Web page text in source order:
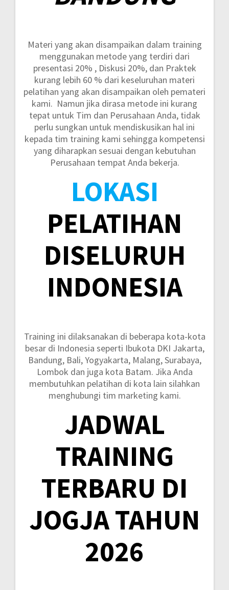
Materi yang akan disampaikan dalam training
menggunakan metode yang terdiri dari
presentasi 20% , Diskusi 20%, dan Praktek
kurang lebih 60 % dari keseluruhan materi
pelatihan yang akan disampaikan oleh pemateri
kami. Namun jika dirasa metode ini kurang
tepat untuk Tim dan Perusahaan Anda, tidak
perlu sungkan untuk mendiskusikan hal ini
kepada tim training kami sehingga kompetensi
yang diharapkan sesuai dengan kebutuhan
Perusahaan tempat Anda bekerja.
LOKASI
PELATIHAN
DISELURUH
INDONESIA
Training ini dilaksanakan di beberapa kota-kota
besar di Indonesia seperti Ibukota DKI Jakarta,
Bandung, Bali, Yogyakarta, Malang, Surabaya,
Lombok dan juga kota Batam. Jika Anda
membutuhkan pelatihan di kota lain silahkan
menghubungi tim marketing kami.
JADWAL
TRAINING
TERBARU DI
JOGJA TAHUN
2026